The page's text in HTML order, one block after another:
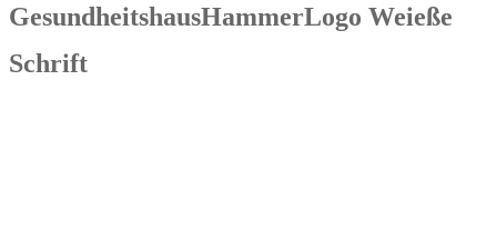
GesundheitshausHammerLogo Weieße
Schrift